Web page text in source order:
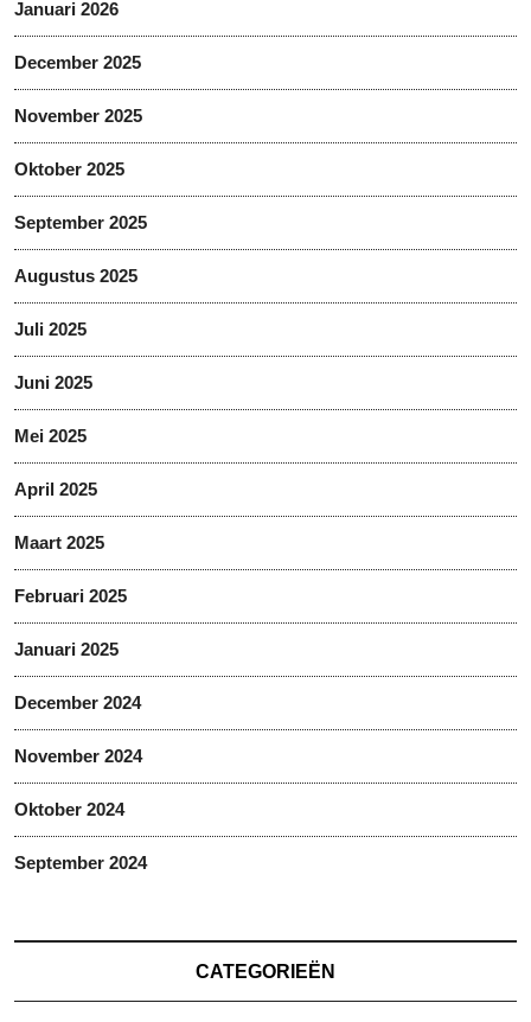
Januari 2026
December 2025
November 2025
Oktober 2025
September 2025
Augustus 2025
Juli 2025
Juni 2025
Mei 2025
April 2025
Maart 2025
Februari 2025
Januari 2025
December 2024
November 2024
Oktober 2024
September 2024
CATEGORIEËN